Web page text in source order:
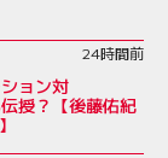
24時間前
ョン対
授？【後藤佑紀